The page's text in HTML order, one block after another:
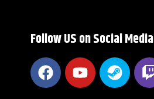
Follow US on Social Media